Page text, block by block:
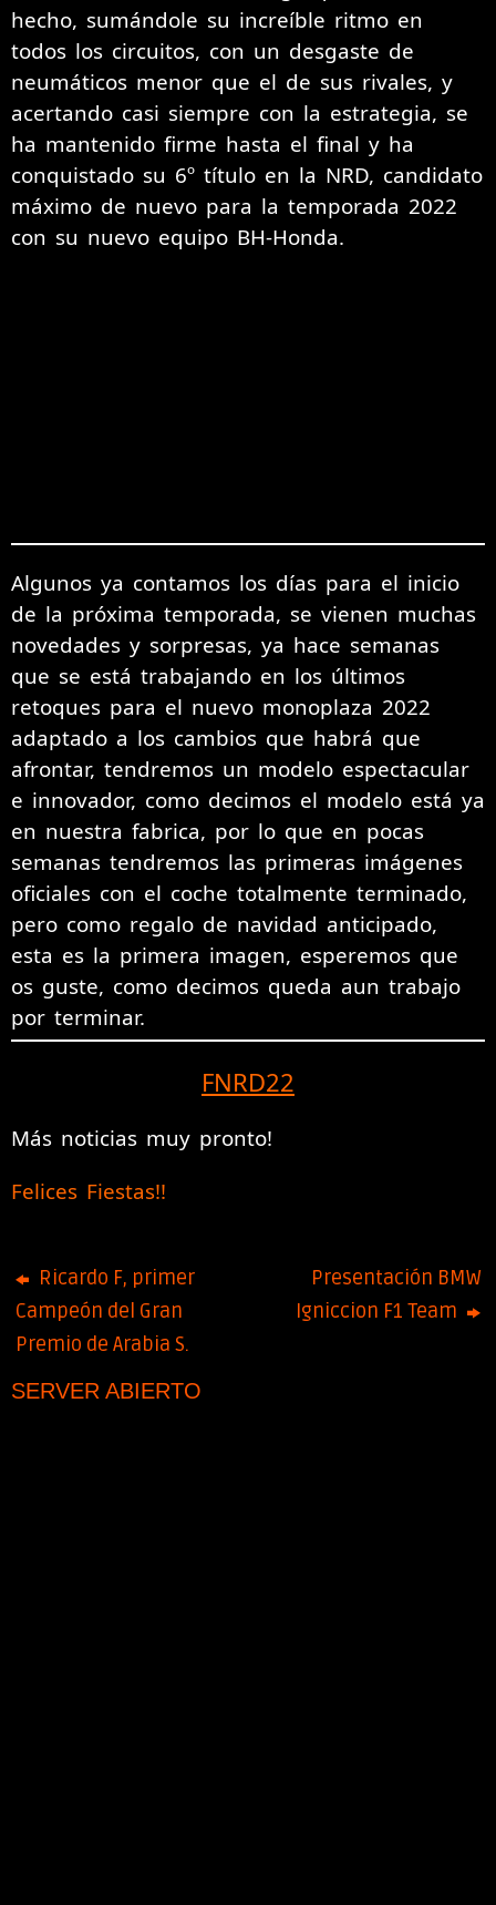
hecho, sumándole su increíble ritmo en
todos los circuitos, con un desgaste de
neumáticos menor que el de sus rivales, y
acertando casi siempre con la estrategia, se
ha mantenido firme hasta el final y ha
conquistado su 6º título en la NRD, candidato
máximo de nuevo para la temporada 2022
con su nuevo equipo BH-Honda.
Algunos ya contamos los días para el inicio
de la próxima temporada, se vienen muchas
novedades y sorpresas, ya hace semanas
que se está trabajando en los últimos
retoques para el nuevo monoplaza 2022
adaptado a los cambios que habrá que
afrontar, tendremos un modelo espectacular
e innovador, como decimos el modelo está ya
en nuestra fabrica, por lo que en pocas
semanas tendremos las primeras imágenes
oficiales con el coche totalmente terminado,
pero como regalo de navidad anticipado,
esta es la primera imagen, esperemos que
os guste, como decimos queda aun trabajo
por terminar.
FNRD22
Más noticias muy pronto!
Felices Fiestas!!
Ricardo F, primer
Campeón del Gran
Premio de Arabia S.
Presentación BMW
Igniccion F1 Team
SERVER ABIERTO